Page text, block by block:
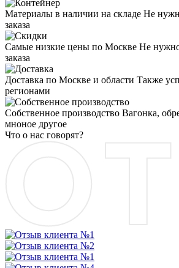
Материалы в наличии на складе Не
заказа
Самые низкие цены по Москве Не
заказа
Доставка по Москве и области Также
регионами
Собственное производство Вагонка,
мноное другое
Что о нас говорят?